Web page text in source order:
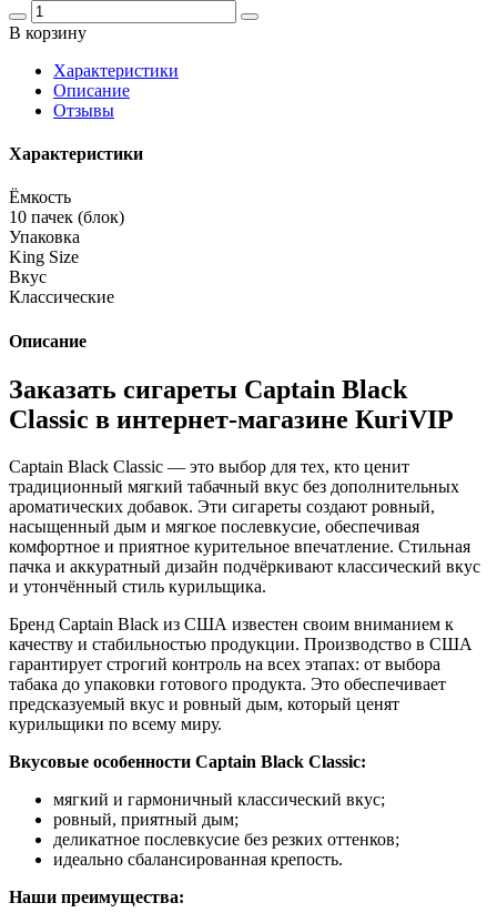
В корзину
Харaктеристики
Описание
Отзывы
Характеристики
Ёмкость
10 пачек (блок)
Упаковка
King Size
Вкус
Классические
Описание
Заказать сигареты Captain Black
Classic в интернет-магазине КuriVIP
Captain Black Classic — это выбор для тех, кто ценит
традиционный мягкий табачный вкус без дополнительных
ароматических добавок. Эти сигареты создают ровный,
насыщенный дым и мягкое послевкусие, обеспечивая
комфортное и приятное курительное впечатление. Стильная
пачка и аккуратный дизайн подчёркивают классический вкус
и утончённый стиль курильщика.
Бренд Captain Black из США известен своим вниманием к
качеству и стабильностью продукции. Производство в США
гарантирует строгий контроль на всех этапах: от выбора
табака до упаковки готового продукта. Это обеспечивает
предсказуемый вкус и ровный дым, который ценят
курильщики по всему миру.
Вкусовые особенности Captain Black Classic:
мягкий и гармоничный классический вкус;
ровный, приятный дым;
деликатное послевкусие без резких оттенков;
идеально сбалансированная крепость.
Наши преимущества: